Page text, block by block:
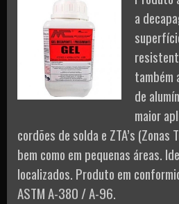
a
também
de
maior
cordões de solda e ZTA’s
bem como em pequenas áreas.
localizados. Produto em
ASTM A-380 / A-96.